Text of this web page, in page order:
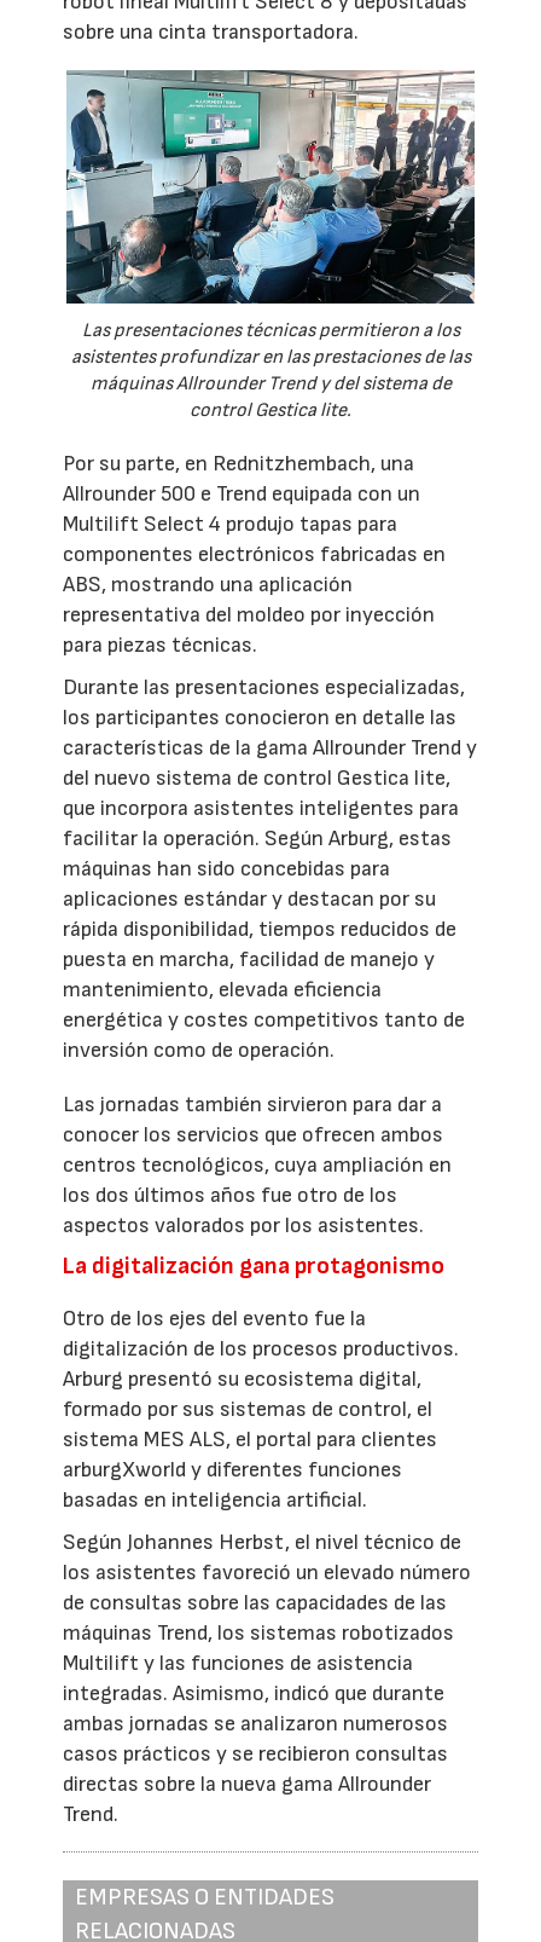
sobre una cinta transportadora.
Las presentaciones técnicas permitieron a los
asistentes profundizar en las prestaciones de las
máquinas Allrounder Trend y del sistema de
control Gestica lite.
Por su parte, en Rednitzhembach, una
Allrounder 500 e Trend equipada con un
Multilift Select 4 produjo tapas para
componentes electrónicos fabricadas en
ABS, mostrando una aplicación
representativa del moldeo por inyección
para piezas técnicas.
Durante las presentaciones especializadas,
los participantes conocieron en detalle las
características de la gama Allrounder Trend y
del nuevo sistema de control Gestica lite,
que incorpora asistentes inteligentes para
facilitar la operación. Según Arburg, estas
máquinas han sido concebidas para
aplicaciones estándar y destacan por su
rápida disponibilidad, tiempos reducidos de
puesta en marcha, facilidad de manejo y
mantenimiento, elevada eficiencia
energética y costes competitivos tanto de
inversión como de operación.
Las jornadas también sirvieron para dar a
conocer los servicios que ofrecen ambos
centros tecnológicos, cuya ampliación en
los dos últimos años fue otro de los
aspectos valorados por los asistentes.
La digitalización gana protagonismo
Otro de los ejes del evento fue la
digitalización de los procesos productivos.
Arburg presentó su ecosistema digital,
formado por sus sistemas de control, el
sistema MES ALS, el portal para clientes
arburgXworld y diferentes funciones
basadas en inteligencia artificial.
Según Johannes Herbst, el nivel técnico de
los asistentes favoreció un elevado número
de consultas sobre las capacidades de las
máquinas Trend, los sistemas robotizados
Multilift y las funciones de asistencia
integradas. Asimismo, indicó que durante
ambas jornadas se analizaron numerosos
casos prácticos y se recibieron consultas
directas sobre la nueva gama Allrounder
Trend.
EMPRESAS O ENTIDADES
RELACIONADAS